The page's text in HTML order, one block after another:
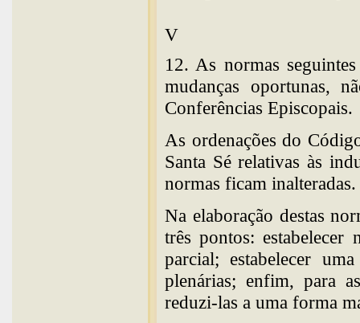
V
12. As normas
mudanças oportunas,
Conferências Episcopais.
As ordenações do
Santa Sé relativas às
normas ficam inalteradas.
Na elaboração destas
três pontos:
parcial; estabelecer
plenárias; enfim, para
reduzi-las a uma forma